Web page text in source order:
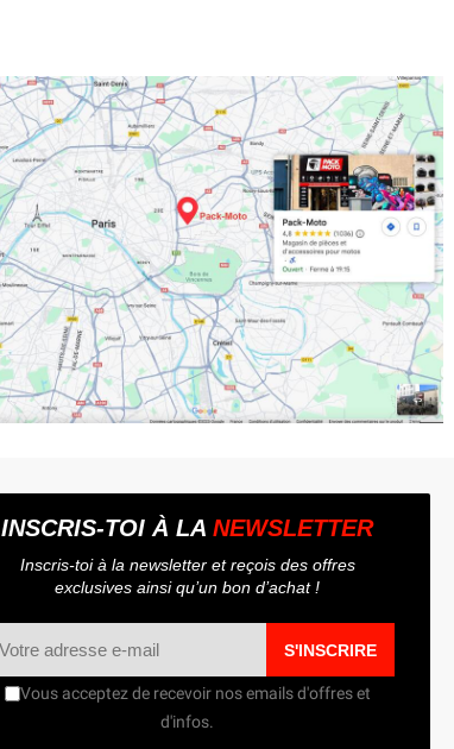
INSCRIS-TOI À LANEWSLETTER
Inscris-toi à la newsletter et reçois des offres
exclusives ainsi qu’un bon d’achat !
S'INSCRIRE
Vous acceptez de recevoir nos emails d'offres et
d'infos.